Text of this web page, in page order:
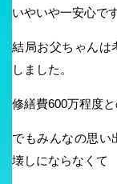
いやいや一安心で
結局お父ちゃんは
しました。
修繕費600万程度
でもみんなの思い
壊しにならなくて